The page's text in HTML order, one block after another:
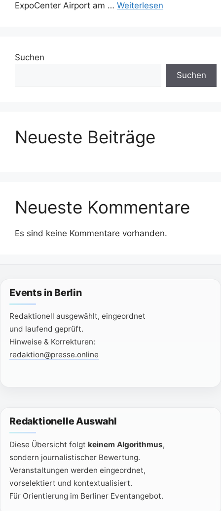
ExpoCenter Airport am … Weiterlesen
Suchen
Suchen
Neueste Beiträge
Neueste Kommentare
Es sind keine Kommentare vorhanden.
Events in Berlin
Redaktionell ausgewählt, eingeordnet
und laufend geprüft.
Hinweise & Korrekturen:
redaktion@presse.online
Redaktionelle Auswahl
Diese Übersicht folgt keinem Algorithmus,
sondern journalistischer Bewertung.
Veranstaltungen werden eingeordnet,
vorselektiert und kontextualisiert.
Für Orientierung im Berliner Eventangebot.